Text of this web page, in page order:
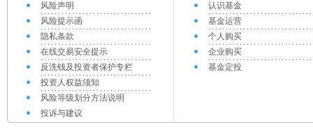
风险声明
风险提示函
隐私条款
在线交易安全提示
反洗钱及投资者保护专栏
投资人权益须知
风险等级划分方法说明
投诉与建议
认识基金
基金运营
个人购买
企业购买
基金定投